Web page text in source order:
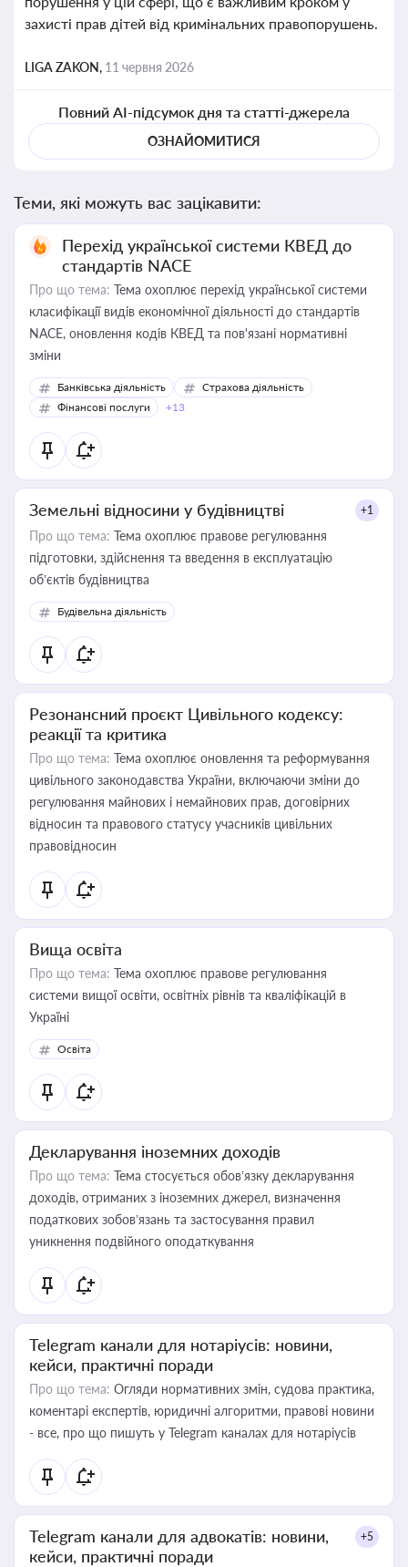
захисті прав дітей від кримінальних правопорушень.
LIGA ZAKON, 11 червня 2026
Повний AI-підсумок дня та статті-джерела
ОЗНАЙОМИТИСЯ
Теми, які можуть вас зацікавити:
Перехід української системи КВЕД до
стандартів NACE
Про що тема: Тема охоплює перехід української системи
класифікації видів економічної діяльності до стандартів
NACE, оновлення кодів КВЕД та пов'язані нормативні
зміни
Банківська діяльність
Страхова діяльність
Фінансові послуги
+13
Земельні відносини у будівництві +1
Про що тема: Тема охоплює правове регулювання
підготовки, здійснення та введення в експлуатацію
об’єктів будівництва
Будівельна діяльність
Резонансний проєкт Цивільного кодексу:
реакції та критика
Про що тема: Тема охоплює оновлення та реформування
цивільного законодавства України, включаючи зміни до
регулювання майнових і немайнових прав, договірних
відносин та правового статусу учасників цивільних
правовідносин
Вища освіта
Про що тема: Тема охоплює правове регулювання
системи вищої освіти, освітніх рівнів та кваліфікацій в
Україні
Освіта
Декларування іноземних доходів
Про що тема: Тема стосується обов’язку декларування
доходів, отриманих з іноземних джерел, визначення
податкових зобов’язань та застосування правил
уникнення подвійного оподаткування
Telegram канали для нотаріусів: новини,
кейси, практичні поради
Про що тема: Огляди нормативних змін, судова практика,
коментарі експертів, юридичні алгоритми, правові новини
- все, про що пишуть у Telegram каналах для нотаріусів
Telegram канали для адвокатів: новини,
кейси, практичні поради
+5